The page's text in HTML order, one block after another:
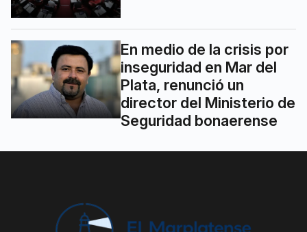
En medio de la crisis por
inseguridad en Mar del
Plata, renunció un
director del Ministerio de
Seguridad bonaerense